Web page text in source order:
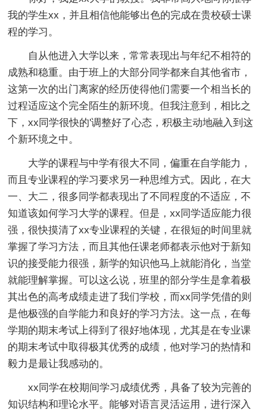
我的学生xx，并且相信他能够出色的完成在贵校硕士课
程的学习。
自从他进入大学以来，常常表现出与年纪不相符的
成熟和稳重。由于班上的大部分同学都来自其他省市，
这第一次的出门离家的经历使得他们需要一个相当长的
过程适应这个完全陌生的新环境。但我注意到，相比之
下，xx同学很快的'调整好了心态，积极主动地融入到这
个新环境之中。
大学的课程与中学有很大不同，偏重在自学能力，
而且专业课程的学习要求另一种思维方式。因此，在大
一、大二，很多同学都表现出了不同程度的不适应，不
知道该如何学习大学的课程。但是，xx同学适应能力很
强，很快摸清了xx专业课程的关键，在很短的时间里就
掌握了学习方法，而且其他任课老师都表示他对于新知
识的接受能力很强，新学的知识他马上就能消化，当堂
就能理解掌握。可以这么说，班里的部分学生是拿着极
其出色的高考成绩走进了我们学校，而xx同学凭借的则
是他极强的自学能力和良好的学习方法。这一点，在每
学期的期末考试上得到了很好地体现，尤其是在专业课
的期末考试中取得极其优秀的成绩，他对学习的热情和
毅力是最让我感动的。
xx同学在校期间学习成绩优秀，具备了较为完善的
知识结构和理论水平。能够对语言灵活运用，进行深入